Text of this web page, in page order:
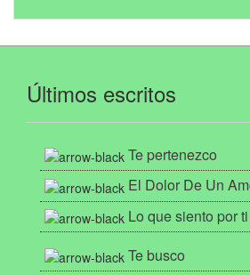
Últimos escritos
Te pertenezco
El Dolor De Un
Lo que siento por ti
Te busco